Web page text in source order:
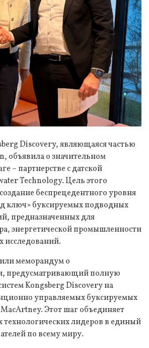
Discovery, являющаяся частью
объявила о значительном
– партнерстве с датской
Technology. Цель этого
беспрецедентного уровня
ключ» буксируемых подводных
предназначенных для
энергетической промышленности
исследований.
меморандум о
предусматривающий полную
Kongsberg Discovery на
управляемых буксируемых
Этот шаг объединяет
технологических лидеров в единый
по всему миру.